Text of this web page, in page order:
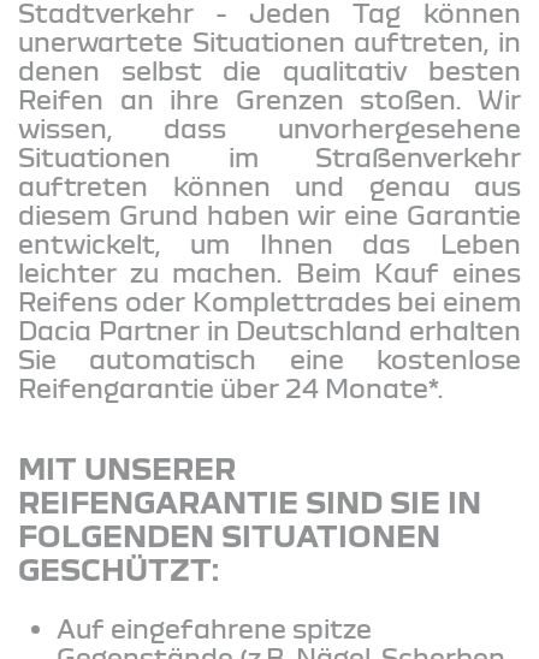
Stadtverkehr - Jeden Tag können
unerwartete Situationen auftreten, in
denen selbst die qualitativ besten
Reifen an ihre Grenzen stoßen. Wir
wissen, dass unvorhergesehene
Situationen im Straßenverkehr
auftreten können und genau aus
diesem Grund haben wir eine Garantie
entwickelt, um Ihnen das Leben
leichter zu machen. Beim Kauf eines
Reifens oder Komplettrades bei einem
Dacia Partner in Deutschland erhalten
Sie automatisch eine kostenlose
Reifengarantie über 24 Monate*.
MIT UNSERER
REIFENGARANTIE SIND SIE IN
FOLGENDEN SITUATIONEN
GESCHÜTZT:
Auf eingefahrene spitze